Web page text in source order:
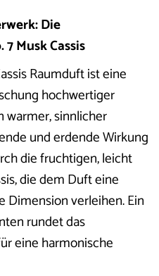
Die
Musk Cassis
Raumduft ist eine
hochwertiger
warmer, sinnlicher
und erdende Wirkung
die fruchtigen, leicht
die dem Duft eine
Dimension verleihen. Ein
rundet das
eine harmonische